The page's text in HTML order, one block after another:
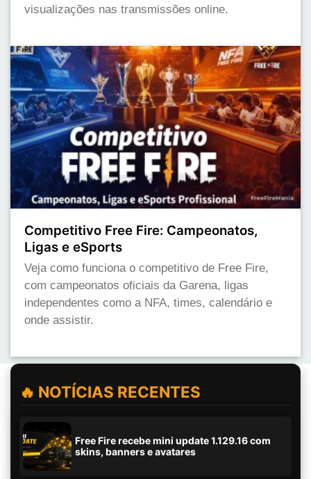
visualizações nas transmissões online.
Competitivo Free Fire: Campeonatos,
Ligas e eSports
Veja como funciona o competitivo de Free Fire,
com campeonatos oficiais da Garena, ligas
independentes como a NFA, times, calendário e
onde assistir.
🔥 NOTÍCIAS RECENTES
Free Fire recebe mini update 1.129.16 com
skins, banners e avatares